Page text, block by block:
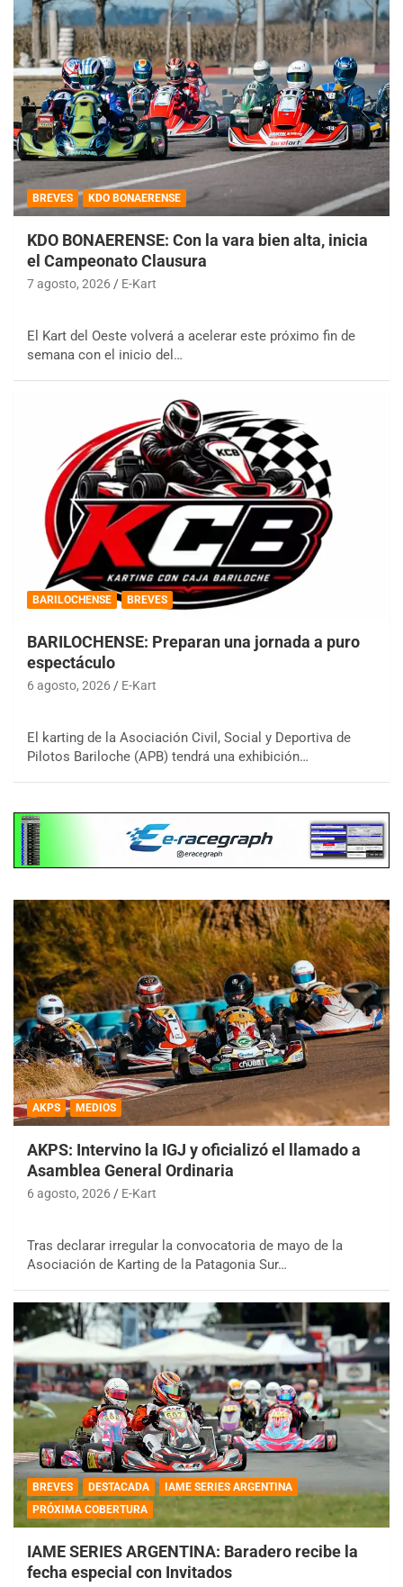
BREVES KDO BONAERENSE
KDO BONAERENSE: Con la vara bien alta, inicia
el Campeonato Clausura
7 agosto, 2026 E-Kart
El Kart del Oeste volverá a acelerar este próximo fin de
semana con el inicio del…
BARILOCHENSE BREVES
BARILOCHENSE: Preparan una jornada a puro
espectáculo
6 agosto, 2026 E-Kart
El karting de la Asociación Civil, Social y Deportiva de
Pilotos Bariloche (APB) tendrá una exhibición…
AKPS MEDIOS
AKPS: Intervino la IGJ y oficializó el llamado a
Asamblea General Ordinaria
6 agosto, 2026 E-Kart
Tras declarar irregular la convocatoria de mayo de la
Asociación de Karting de la Patagonia Sur…
BREVES DESTACADA
IAME SERIES ARGENTINA
PRÓXIMA COBERTURA
IAME SERIES ARGENTINA: Baradero recibe la
fecha especial con Invitados